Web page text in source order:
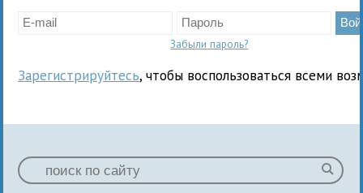
Забыли пароль?
Зарегистрируйтесь, чтобы воспользоваться всеми